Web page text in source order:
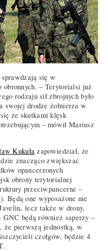
się w
obronnych. – Terytorialsi już
rodzaju sił zbrojnych było
swojej drodze żołnierza w
ze skutkami klęsk
– mówił Mariusz
Kukuła zapowiedział, że
znacząco zwiększać
opancerzonych
obrony terytorialnej
przeciwpancerne –
Będą one wyposażone nie
lecz także w drony,
będą również saperzy –
że pierwszą jednostką, w
czołgów, będzie 4